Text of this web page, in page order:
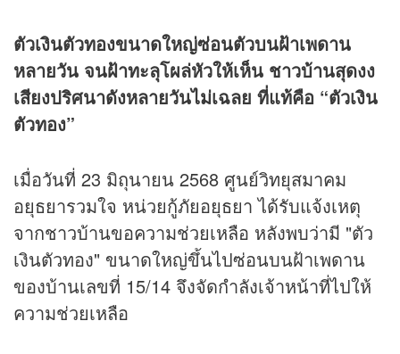
ตัวเงินตัวทองขนาดใหญ่ซ่อนตัวบนฝ้าเพดาน
หลายวัน จนฝ้าทะลุโผล่หัวให้เห็น ชาวบ้านสุดงง
เสียงปริศนาดังหลายวันไม่เฉลย ที่แท้คือ “ตัวเงิน
ตัวทอง”
เมื่อวันที่ 23 มิถุนายน 2568 ศูนย์วิทยุสมาคม
อยุธยารวมใจ หน่วยกู้ภัยอยุธยา ได้รับแจ้งเหตุ
จากชาวบ้านขอความช่วยเหลือ หลังพบว่ามี "ตัว
เงินตัวทอง" ขนาดใหญ่ขึ้นไปซ่อนบนฝ้าเพดาน
ของบ้านเลขที่ 15/14 จึงจัดกำลังเจ้าหน้าที่ไปให้
ความช่วยเหลือ